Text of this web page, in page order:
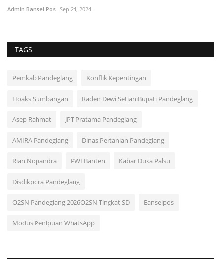
Admin Bansel Pos Sep 24, 2024
TAGS
Pemkab Pandeglang Konflik Kepentingan
Hoaks Sumbangan Raden Dewi SetianiBupati Pandeglang
Asep Rahmat JPT Pratama Pandeglang
AMIRA Pandeglang Dinas Pertanian Pandeglang
Rian Nopandra PWI Banten Kabar Duka Palsu
Disdikpora Pandeglang
O2SN Pandeglang 2026O2SN Tingkat SD Banselpos
Modus Penipuan WhatsApp